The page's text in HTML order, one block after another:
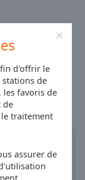
d'offrir le
stations de
les favoris de
de
traitement
assurer de